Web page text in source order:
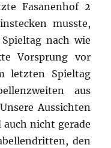
Fasanenhof 2
musste,
nach wie
Vorsprung vor
letzten Spieltag
aus
Aussichten
nicht gerade
den